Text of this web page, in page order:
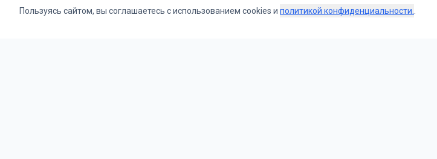
Пользуясь сайтом, вы соглашаетесь с использованием cookies и политикой конфиденциальности.